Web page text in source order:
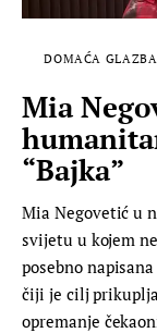
DOMAĆA GLAZBA
Mia
“Bajka”
Mia Negovetić u
svijetu u kojem
posebno
čiji je cilj
opremanje